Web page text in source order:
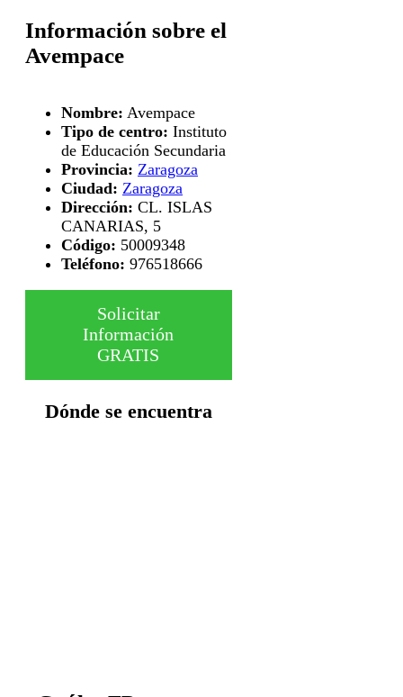
Información sobre el
Avempace
Nombre: Avempace
Tipo de centro: Instituto
de Educación Secundaria
Provincia: Zaragoza
Ciudad: Zaragoza
Dirección: CL. ISLAS
CANARIAS, 5
Código: 50009348
Teléfono: 976518666
Solicitar
Información
GRATIS
Dónde se encuentra